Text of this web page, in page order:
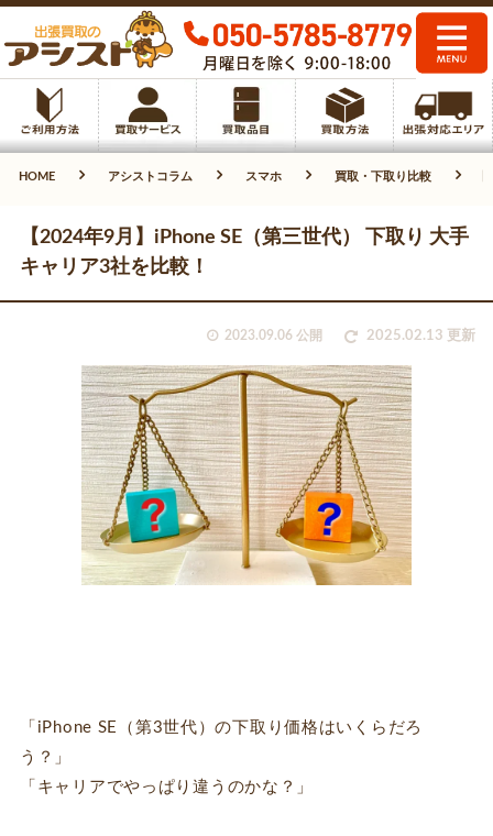
HOME アシストコラム スマホ 買取・下取り比較
【2024年9月】iPhone SE（第三世代） 下取り 大手
キャリア3社を比較！
2023.09.06 公開 2025.02.13 更新
「iPhone SE（第3世代）の下取り価格はいくらだろ
う？」
「キャリアでやっぱり違うのかな？」